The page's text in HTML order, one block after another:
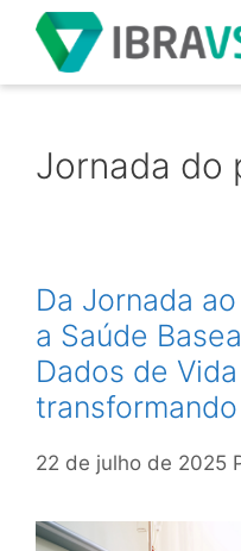
Jornada do
Da Jornada
a Saúde
Dados de
22 de julho de 2025